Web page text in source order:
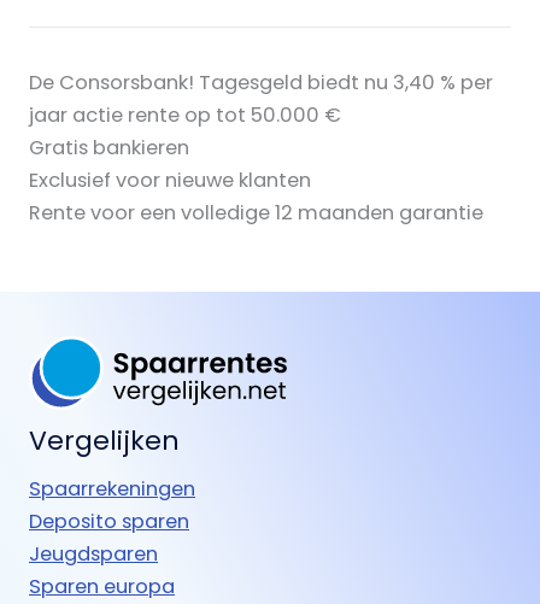
De Consorsbank! Tagesgeld biedt nu 3,40 % per
jaar actie rente op tot 50.000 €
Gratis bankieren
Exclusief voor nieuwe klanten
Rente voor een volledige 12 maanden garantie
Vergelijken
Spaarrekeningen
Deposito sparen
Jeugdsparen
Sparen europa